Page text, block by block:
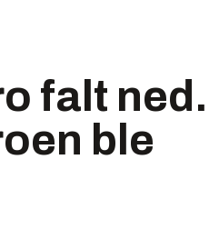
falt ned.
ble